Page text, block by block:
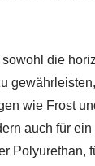
die
wie Frost
auch für
Polyurethan,